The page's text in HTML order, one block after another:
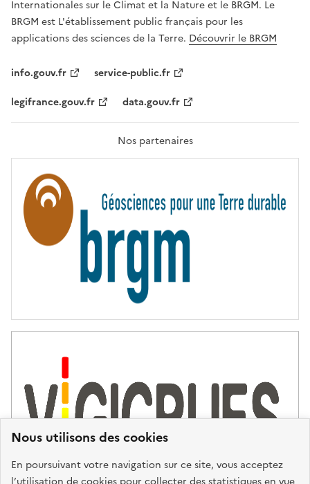
Nous utilisons des cookies
En poursuivant votre navigation sur ce site, vous acceptez
É
G
A
L
F
A
T
R
T
É
Internationales sur le Climat et la Nature et le BRGM. Le
BRGM est L'établissement public français pour les
applications des sciences de la Terre. Découvrir le BRGM
info.gouv.fr
service-public.fr
legifrance.gouv.fr
data.gouv.fr
Nos partenaires